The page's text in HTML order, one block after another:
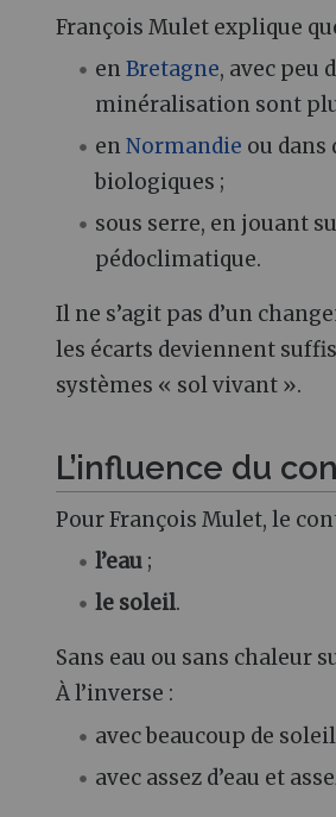
François Mulet explique
enBretagne, avec peu
minéralisation sont
enNormandie ou
biologiques ;
sous serre, en jouant
pédoclimatique.
Il ne s’agit pas d’un
les écarts deviennent
systèmes « sol vivant ».
L’influence du
Pour François Mulet, le
l’eau ;
le soleil.
Sans eau ou sans chaleur
À l’inverse :
avec beaucoup de
avec assez d’eau et